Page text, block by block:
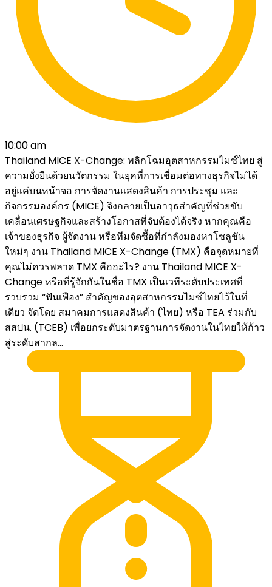
10:00 am
Thailand MICE X-Change: พลิกโฉมอุตสาหกรรมไมซ์ไทย สู่
ความยั่งยืนด้วยนวัตกรรม ในยุคที่การเชื่อมต่อทางธุรกิจไม่ได้
อยู่แค่บนหน้าจอ การจัดงานแสดงสินค้า การประชุม และ
กิจกรรมองค์กร (MICE) จึงกลายเป็นอาวุธสำคัญที่ช่วยขับ
เคลื่อนเศรษฐกิจและสร้างโอกาสที่จับต้องได้จริง หากคุณคือ
เจ้าของธุรกิจ ผู้จัดงาน หรือทีมจัดซื้อที่กำลังมองหาโซลูชัน
ใหม่ๆ งาน Thailand MICE X-Change (TMX) คือจุดหมายที่
คุณไม่ควรพลาด TMX คืออะไร? งาน Thailand MICE X-
Change หรือที่รู้จักกันในชื่อ TMX เป็นเวทีระดับประเทศที่
รวบรวม “ฟันเฟือง” สำคัญของอุตสาหกรรมไมซ์ไทยไว้ในที่
เดียว จัดโดย สมาคมการแสดงสินค้า (ไทย) หรือ TEA ร่วมกับ
สสปน. (TCEB) เพื่อยกระดับมาตรฐานการจัดงานในไทยให้ก้าว
สู่ระดับสากล...